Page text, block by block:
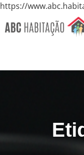
https://